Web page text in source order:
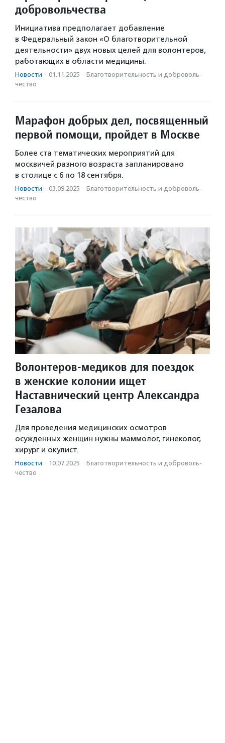
добровольчества
Инициатива предполагает добавление
в Федеральный закон «О благотворительной
деятельности» двух новых целей для волонтеров,
работающих в области медицины.
Новости · 01.11.2025 · Благотвори­тель­ность и доброволь­
чест­во
Марафон добрых дел, посвященный
первой помощи, пройдет в Москве
Более ста тематических мероприятий для
москвичей разного возраста запланировано
в столице с 6 по 18 сентября.
Новости · 03.09.2025 · Благотвори­тель­ность и доброволь­
чест­во
Волонтеров-медиков для поездок
в женские колонии ищет
Наставнический центр Александра
Гезалова
Для проведения медицинских осмотров
осужденных женщин нужны маммолог, гинеколог,
хирург и окулист.
Новости · 10.07.2025 · Благотвори­тель­ность и доброволь­
чест­во